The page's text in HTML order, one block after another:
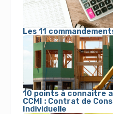
Les 11
10 points à connaitre
CCMI : Contrat de
Individuelle